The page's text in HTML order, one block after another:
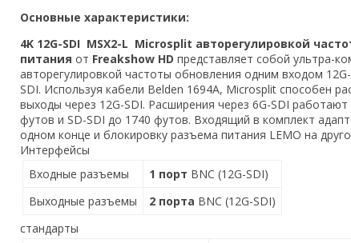
Основные характеристики:
4K 12G-SDI MSX2-L Microsplit авторегулировкой
питания от Freakshow HD представляет собой ультра-
авторегулировкой частоты обновления одним входом
SDI. Используя кабели Belden 1694A, Microsplit способен
выходы через 12G-SDI. Расширения через 6G-SDI
футов и SD-SDI до 1740 футов. Входящий в комплект
одном конце и блокировку разъема питания LEMO на
Интерфейсы
Входные разъемы
1 порт BNC (12G-SDI)
Выходные разъемы
2 порта BNC (12G-SDI)
стандарты